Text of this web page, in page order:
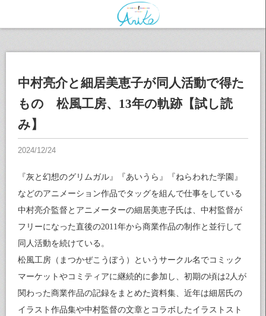
中村亮介と細居美恵子が同人活動で得た
もの 松風工房、13年の軌跡【試し読
み】
『灰と幻想のグリムガル』『あいうら』『ねらわれた学園』
などのアニメーション作品でタッグを組んで仕事をしている
中村亮介監督とアニメーターの細居美恵子氏は、中村監督が
フリーになった直後の2011年から商業作品の制作と並行して
同人活動を続けている。
松風工房（まつかぜこうぼう）というサークル名でコミック
マーケットやコミティアに継続的に参加し、初期の頃は2人が
関わった商業作品の記録をまとめた資料集、近年は細居氏の
イラスト作品集や中村監督の文章とコラボしたイラストスト